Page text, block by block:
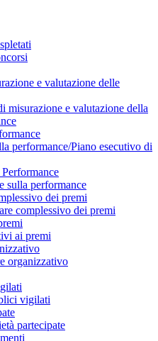
e valutazione delle
misurazione e valutazione della
performance/Piano esecutivo di
sulla performance
dei premi
complessivo dei premi
ai premi
organizzativo
vigilati
partecipate